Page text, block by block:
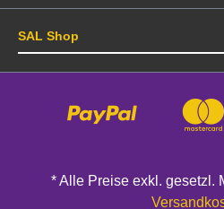
SAL Shop
* Alle Preise exkl. gesetzl.